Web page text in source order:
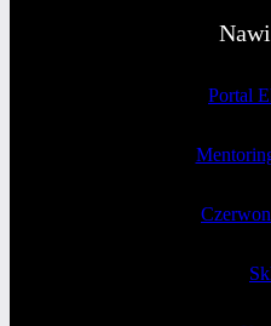
Portal